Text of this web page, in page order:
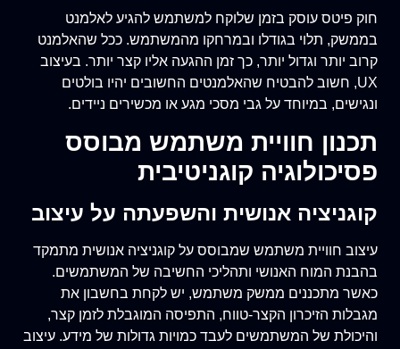
חוק פיטס עוסק בזמן שלוקח למשתמש להגיע לאלמנט
בממשק, תלוי בגודלו ובמרחקו מהמשתמש. ככל שהאלמנט
קרוב יותר וגדול יותר, כך זמן ההגעה אליו קצר יותר. בעיצוב
UX, חשוב להבטיח שהאלמנטים החשובים יהיו בולטים
ונגישים, במיוחד על גבי מסכי מגע או מכשירים ניידים.
תכנון חוויית משתמש מבוסס
פסיכולוגיה קוגניטיבית
קוגניציה אנושית והשפעתה על עיצוב
עיצוב חוויית משתמש שמבוסס על קוגניציה אנושית מתמקד
בהבנת המוח האנושי ותהליכי החשיבה של המשתמשים.
כאשר מתכננים ממשק משתמש, יש לקחת בחשבון את
מגבלות הזיכרון הקצר-טווח, התפיסה המוגבלת לזמן קצר,
והיכולת של המשתמשים לעבד כמויות גדולות של מידע. עיצוב